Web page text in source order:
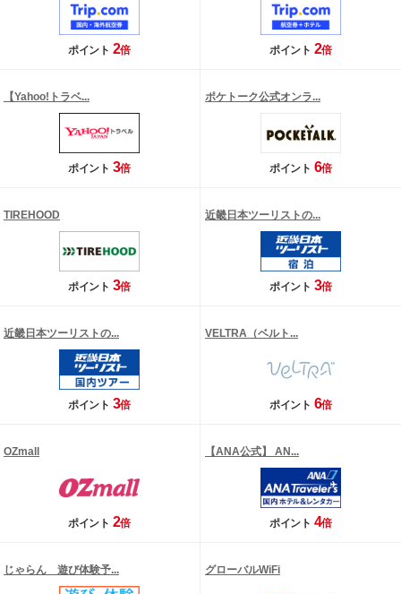
ポイント 2倍 ポイント 2倍
【Yahoo!トラベ...
ポイント 3倍
ポケトーク公式オンラ...
ポイント 6倍
TIREHOOD
ポイント 3倍
近畿日本ツーリストの...
ポイント 3倍
近畿日本ツーリストの...
ポイント 3倍
VELTRA（ベルト...
ポイント 6倍
OZmall
ポイント 2倍
【ANA公式】 AN...
ポイント 4倍
じゃらん 遊び体験予... グローバルWiFi